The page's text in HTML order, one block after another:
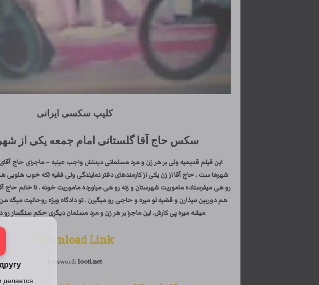
کلیپ سکسی ایرانی
سکس حاج آقا گلستانی امام جمعه یکی از
این فیلم قدیمیه ولی بر هر زن و مرد مسلمانی دیدنش واجب عینیه – ماجرای حاج
شهرها ست . حاج آقا از زن یکی از کارمندهای دفتر نمایندگی ولی فقیه (که خوب
رو هی میفرستاده ماموریت شهرستان و زنه رو هی میاورده ماموریت خونه . تا خانم حاج
هم دوربین میذارن و قضیه لو میره و حاجی رو میگیرن . تو دادگاه ویژه روحانیت میگه
میشه میره پی کارش. این ماجرا بر هر زن و مرد مسلمان دیگری حکم سنگسار رو
Download Link
Password: looti.net